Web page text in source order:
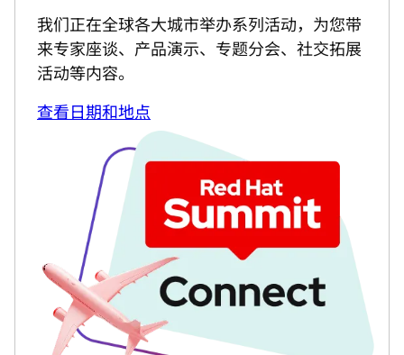
我们正在全球各大城市举办系列活动，为您带
来专家座谈、产品演示、专题分会、社交拓展
活动等内容。
查看日期和地点